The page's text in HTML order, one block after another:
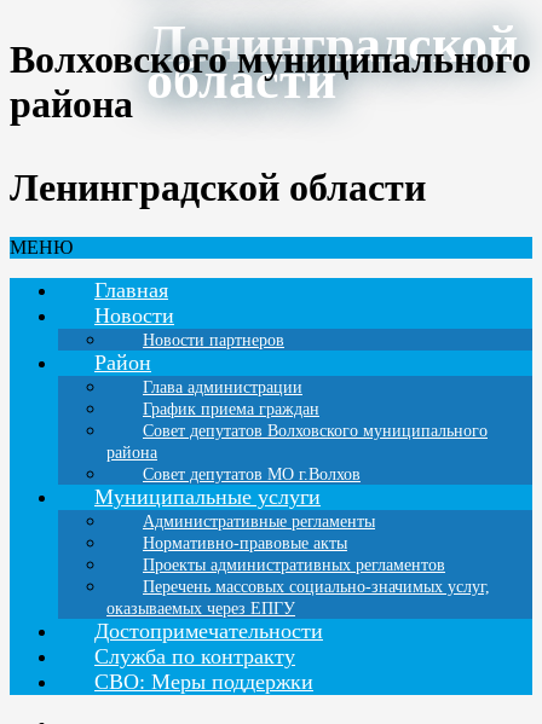
Ленинградской
области
Волховского муниципального
района
Ленинградской области
МЕНЮ
Главная
Новости
Новости партнеров
Район
Глава администрации
График приема граждан
Совет депутатов Волховского муниципального
района
Совет депутатов МО г.Волхов
Муниципальные услуги
Административные регламенты
Нормативно-правовые акты
Проекты административных регламентов
Перечень массовых социально-значимых услуг,
оказываемых через ЕПГУ
Достопримечательности
Служба по контракту
СВО: Меры поддержки